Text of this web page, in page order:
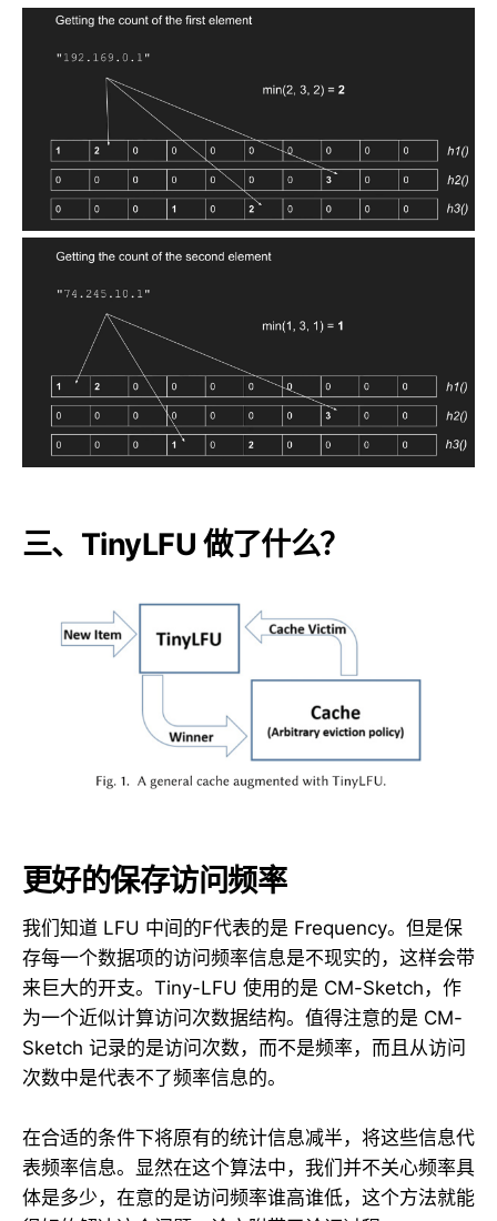
三、TinyLFU 做了什么？
更好的保存访问频率
我们知道 LFU 中间的F代表的是 Frequency。但是保
存每一个数据项的访问频率信息是不现实的，这样会带
来巨大的开支。Tiny-LFU 使用的是 CM-Sketch，作
为一个近似计算访问次数据结构。值得注意的是 CM-
Sketch 记录的是访问次数，而不是频率，而且从访问
次数中是代表不了频率信息的。
在合适的条件下将原有的统计信息减半，将这些信息代
表频率信息。显然在这个算法中，我们并不关心频率具
体是多少，在意的是访问频率谁高谁低，这个方法就能